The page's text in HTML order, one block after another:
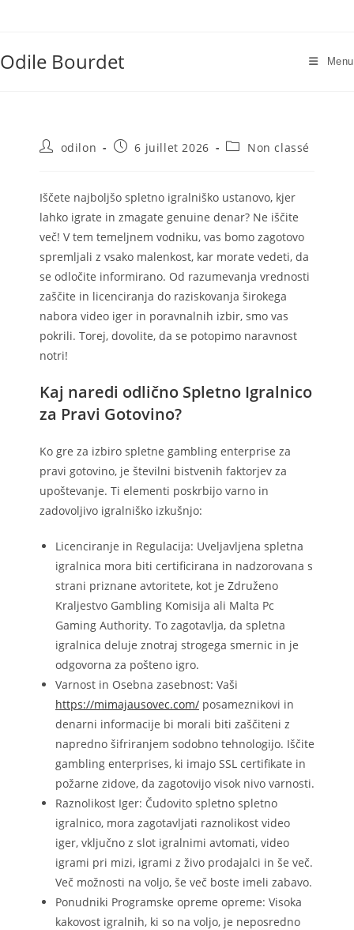
Odile Bourdet Menu
Auteur/autrice
publication :
odilon
Publication
6 juillet 2026
PostNon classé
Iščete najboljšo spletno igralniško ustanovo, kjer
lahko igrate in zmagate genuine denar? Ne iščite
več! V tem temeljnem vodniku, vas bomo zagotovo
spremljali z vsako malenkost, kar morate vedeti, da
se odločite informirano. Od razumevanja vrednosti
zaščite in licenciranja do raziskovanja širokega
nabora video iger in poravnalnih izbir, smo vas
pokrili. Torej, dovolite, da se potopimo naravnost
notri!
Kaj naredi odlično Spletno Igralnico
za Pravi Gotovino?
Ko gre za izbiro spletne gambling enterprise za
pravi gotovino, je številni bistvenih faktorjev za
upoštevanje. Ti elementi poskrbijo varno in
zadovoljivo igralniško izkušnjo:
Licenciranje in Regulacija: Uveljavljena spletna
igralnica mora biti certificirana in nadzorovana s
strani priznane avtoritete, kot je Združeno
Kraljestvo Gambling Komisija ali Malta Pc
Gaming Authority. To zagotavlja, da spletna
igralnica deluje znotraj strogega smernic in je
odgovorna za pošteno igro.
Varnost in Osebna zasebnost: Vaši
https://mimajausovec.com/ posameznikovi in
denarni informacije bi morali biti zaščiteni z
napredno šifriranjem sodobno tehnologijo. Iščite
gambling enterprises, ki imajo SSL certifikate in
požarne zidove, da zagotovijo visok nivo varnosti.
Raznolikost Iger: Čudovito spletno spletno
igralnico, mora zagotavljati raznolikost video
iger, vključno z slot igralnimi avtomati, video
igrami pri mizi, igrami z živo prodajalci in še več.
Več možnosti na voljo, še več boste imeli zabavo.
Ponudniki Programske opreme opreme: Visoka
kakovost igralnih, ki so na voljo, je neposredno